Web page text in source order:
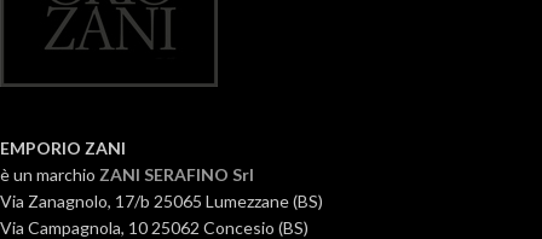
EMPORIO ZANI
è un marchio ZANI SERAFINO Srl
Via Zanagnolo, 17/b 25065 Lumezzane (BS)
Via Campagnola, 10 25062 Concesio (BS)